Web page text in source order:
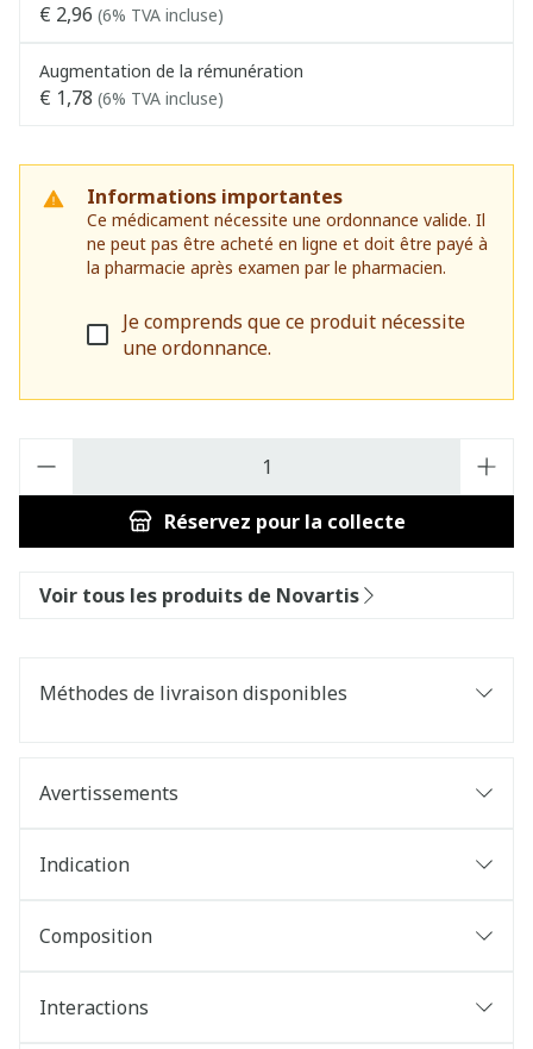
€ 2,96 (6% TVA incluse)
Augmentation de la rémunération
€ 1,78 (6% TVA incluse)
Informations importantes
Ce médicament nécessite une ordonnance valide. Il
ne peut pas être acheté en ligne et doit être payé à
la pharmacie après examen par le pharmacien.
Je comprends que ce produit nécessite
une ordonnance.
Réservez pour la collecte
Voir tous les produits de Novartis
Méthodes de livraison disponibles
Avertissements
Indication
Composition
Interactions